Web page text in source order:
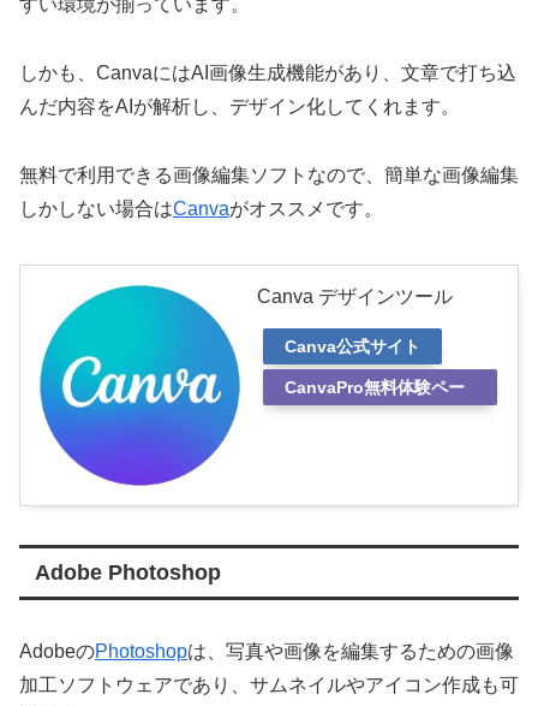
すい環境が揃っています。
しかも、CanvaにはAI画像生成機能があり、文章で打ち込
んだ内容をAIが解析し、デザイン化してくれます。
無料で利用できる画像編集ソフトなので、簡単な画像編集
しかしない場合はCanvaがオススメです。
Canva デザインツール
Canva公式サイト
CanvaPro無料体験ペー
Adobe Photoshop
AdobeのPhotoshopは、​写真や画像を編集するための画像
加工ソフトウェアであり、サムネイルやアイコン作成も可